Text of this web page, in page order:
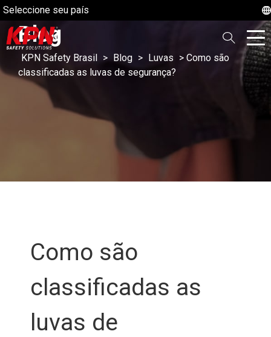
Seleccione seu país
Blog
KPN Safety Brasil > Blog > Luvas > Como são
classificadas as luvas de segurança?
Como são
classificadas as
luvas de